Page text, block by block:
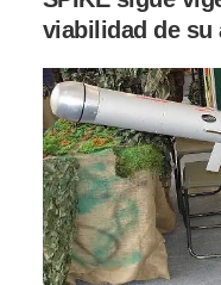
viabilidad de su